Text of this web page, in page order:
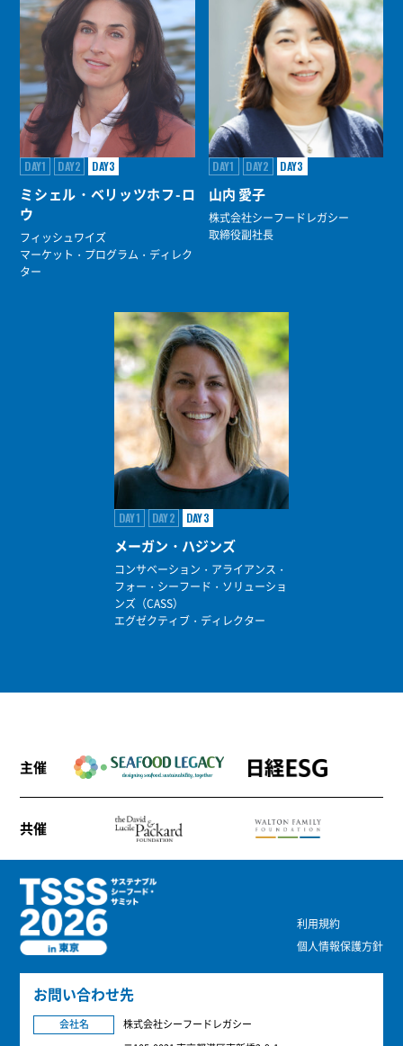
DAY1 DAY2 DAY3
ミシェル・ベリッツホフ-ロ
ウ
フィッシュワイズ
マーケット・プログラム・ディレク
ター
DAY1 DAY2 DAY3
山内 愛子
株式会社シーフードレガシー
取締役副社長
DAY1 DAY2 DAY3
メーガン・ハジンズ
コンサベーション・アライアンス・
フォー・シーフード・ソリューショ
ンズ（CASS）
エグゼクティブ・ディレクター
主催
共催
利用規約
個人情報保護方針
お問い合わせ先
会社名
株式会社シーフードレガシー